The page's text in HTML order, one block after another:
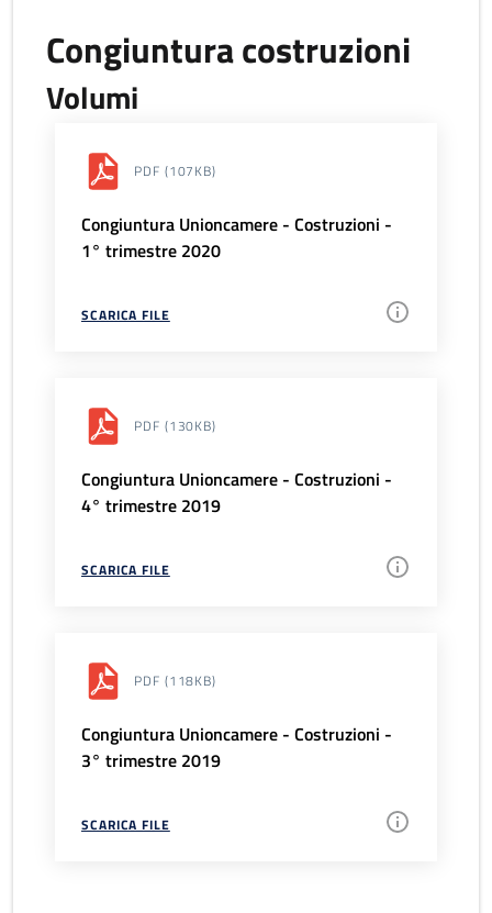
Congiuntura costruzioni
Volumi
PDF (107KB)
Congiuntura Unioncamere - Costruzioni -
1° trimestre 2020
SCARICA FILE
PDF (130KB)
Congiuntura Unioncamere - Costruzioni -
4° trimestre 2019
SCARICA FILE
PDF (118KB)
Congiuntura Unioncamere - Costruzioni -
3° trimestre 2019
SCARICA FILE